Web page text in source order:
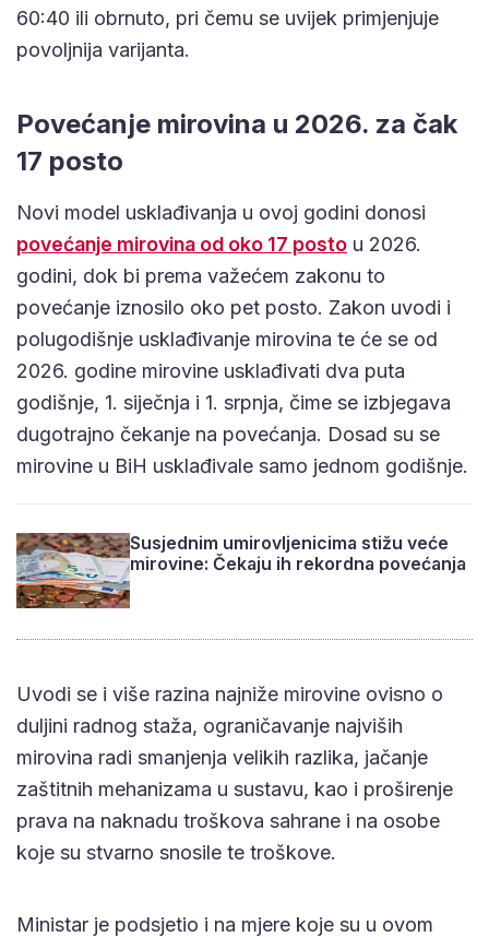
60:40 ili obrnuto, pri čemu se uvijek primjenjuje
povoljnija varijanta.
Povećanje mirovina u 2026. za čak
17 posto
Novi model usklađivanja u ovoj godini donosi
povećanje mirovina od oko 17 posto u 2026.
godini, dok bi prema važećem zakonu to
povećanje iznosilo oko pet posto. Zakon uvodi i
polugodišnje usklađivanje mirovina te će se od
2026. godine mirovine usklađivati dva puta
godišnje, 1. siječnja i 1. srpnja, čime se izbjegava
dugotrajno čekanje na povećanja. Dosad su se
mirovine u BiH usklađivale samo jednom godišnje.
Susjednim umirovljenicima stižu veće
mirovine: Čekaju ih rekordna povećanja
Uvodi se i više razina najniže mirovine ovisno o
duljini radnog staža, ograničavanje najviših
mirovina radi smanjenja velikih razlika, jačanje
zaštitnih mehanizama u sustavu, kao i proširenje
prava na naknadu troškova sahrane i na osobe
koje su stvarno snosile te troškove.
Ministar je podsjetio i na mjere koje su u ovom